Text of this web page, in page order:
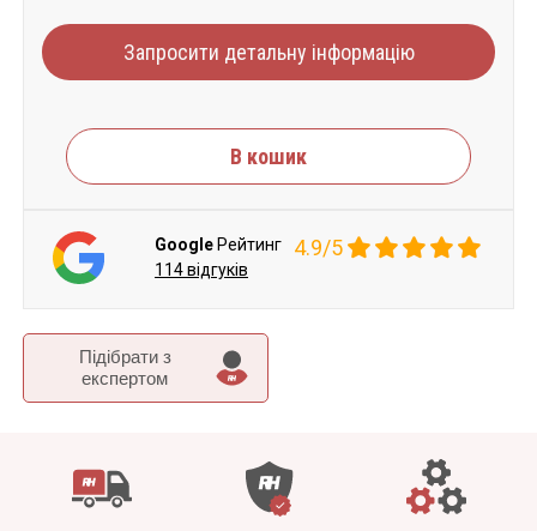
Підібрати з
експертом
Запросити детальну інформацію
В кошик
Google Рейтинг 4.9/5
114 відгуків